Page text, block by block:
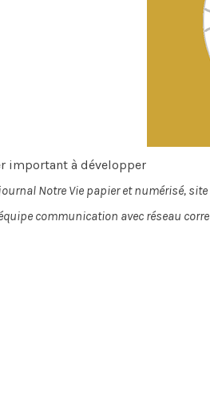
important à développer
Notre Vie papier et numérisé,
équipe communication avec réseau